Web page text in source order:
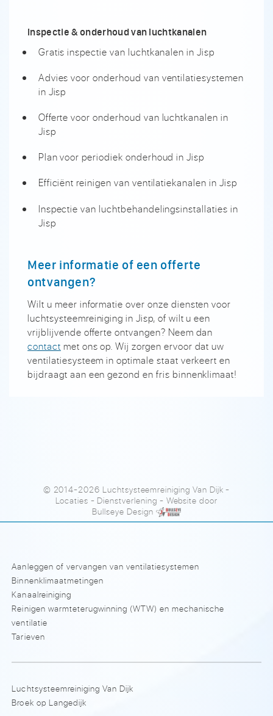
Inspectie & onderhoud van luchtkanalen
Gratis inspectie van luchtkanalen in Jisp
Advies voor onderhoud van ventilatiesystemen
in Jisp
Offerte voor onderhoud van luchtkanalen in
Jisp
Plan voor periodiek onderhoud in Jisp
Efficiënt reinigen van ventilatiekanalen in Jisp
Inspectie van luchtbehandelingsinstallaties in
Jisp
Meer informatie of een offerte
ontvangen?
Wilt u meer informatie over onze diensten voor
luchtsysteemreiniging in Jisp, of wilt u een
vrijblijvende offerte ontvangen? Neem dan
contact met ons op. Wij zorgen ervoor dat uw
ventilatiesysteem in optimale staat verkeert en
bijdraagt aan een gezond en fris binnenklimaat!
© 2014-2026 Luchtsysteemreiniging Van Dijk-
Locaties - Dienstverlening - Website door
Bullseye Design
Aanleggen of vervangen van ventilatiesystemen
Binnenklimaatmetingen
Kanaalreiniging
Reinigen warmteterugwinning (WTW) en mechanische
ventilatie
Tarieven
Luchtsysteemreiniging Van Dijk
Broek op Langedijk